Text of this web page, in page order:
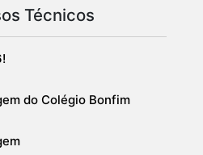
Técnicos
do Colégio Bonfim